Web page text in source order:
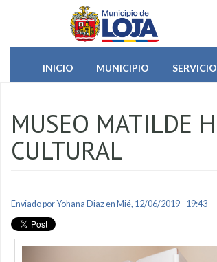
Pasar al contenido principal
INICIO
MUNICIPIO
MUSEO MATILDE
CULTURAL
Enviado porYohana Diazen Mié, 12/06/2019 - 19:43